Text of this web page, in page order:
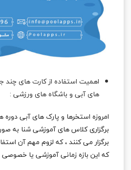
اهمیت استفاده از کارت های
های آبی و باشگاه های ورزشی :
امروزه استخرها و پارک های آبی
برگزاری کلاس های آموزشی شنا به
برگزار می کنند ، که لزوم مهم آن
که این بازه زمانی آموزشی یا